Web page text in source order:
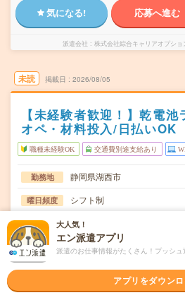
気になる! 応募へ進む
派遣会社 株式会社綜合キャリアオプシ
未読 掲載日 2026/08/05
【未経験者歓迎！】乾電
オペ・材料投入/日払いOK
職種未経験OK 交通費別途支給あり
勤務地 静岡県湖西市
曜日頻度 シフト制
時間 08:15～17:0019:45～06:30
期間 長期でお仕事できる方、大歓
時給 時給1200円
交通費
大人気！
エン派遣アプリ
派遣のお仕事情報がたくさん！プッシュ
アプリをダウン